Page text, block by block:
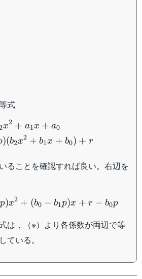
式
x2 + a1x + a0
)(b2x2 + b1x + b0) + r
ることを確認すれば良い。右辺を
p)x2 + (b0 − b1p)x + r − b0p
は，（※）より各係数が両辺で等
ている。